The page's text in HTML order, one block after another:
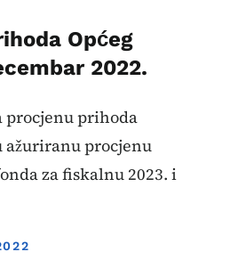
Općeg
2022.
procjenu prihoda
ažuriranu procjenu
za fiskalnu 2023. i